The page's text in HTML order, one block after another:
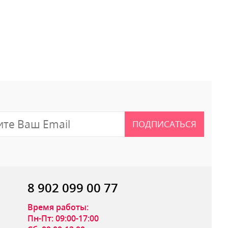
ПОДПИСАТЬСЯ
8 902 099 00 77
Время работы:
Пн-Пт: 09:00-17:00